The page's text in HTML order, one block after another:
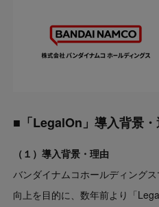
■「LegalOn」導入背景
（１）導入背景・理由
バンダイナムコホールディング
向上を目的に、数年前より「